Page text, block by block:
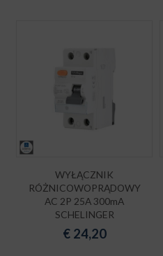
WYŁĄCZNIK
RÓŻNICOWOPRĄDOWY
AC 2P 25A 300mA
SCHELINGER
€ 24,20